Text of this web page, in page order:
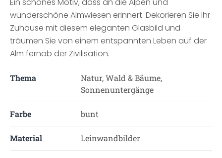
wunderschöne Almwiesen erinnert. Dekorieren Sie Ihr
Zuhause mit diesem eleganten Glasbild und
träumen Sie von einem entspannten Leben auf der
Alm fernab der Zivilisation.
Thema
Natur, Wald & Bäume,
Sonnenuntergänge
Farbe bunt
Material Leinwandbilder